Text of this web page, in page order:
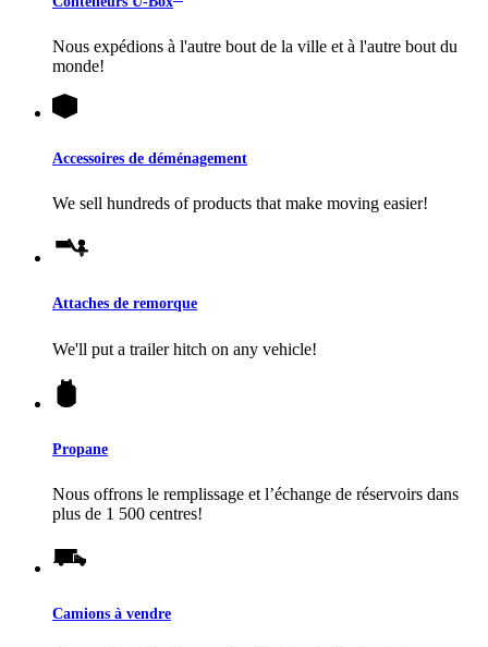
Nous expédions à l'autre bout de la ville et à l'autre bout du
monde!
Accessoires de déménagement
We sell hundreds of products that make moving easier!
Attaches de remorque
We'll put a trailer hitch on any vehicle!
Propane
Nous offrons le remplissage et l’échange de réservoirs dans
plus de 1 500 centres!
Camions à vendre